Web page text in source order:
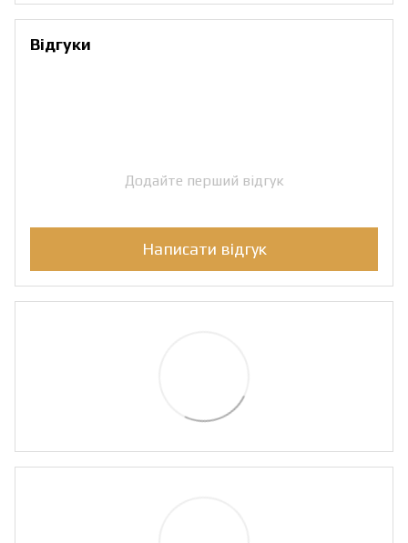
Відгуки
Додайте перший відгук
Написати відгук